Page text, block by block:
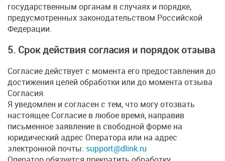
государственным органам в случаях и порядке,
предусмотренных законодательством Российской
Федерации.
5. Срок действия согласия и порядок отзыва
Согласие действует с момента его предоставления до
достижения целей обработки или до момента отзыва
Согласия.
Я уведомлен и согласен с тем, что могу отозвать
настоящее Согласие в любое время, направив
письменное заявление в свободной форме на
юридический адрес Оператора или на адрес
электронной почты: support@dlink.ru